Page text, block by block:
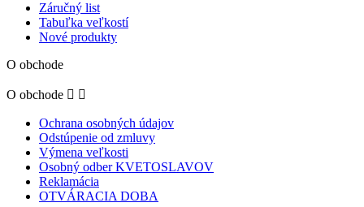
Záručný list
Tabuľka veľkostí
Nové produkty
O obchode
O obchode  
Ochrana osobných údajov
Odstúpenie od zmluvy
Výmena veľkosti
Osobný odber KVETOSLAVOV
Reklamácia
OTVÁRACIA DOBA